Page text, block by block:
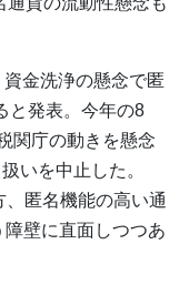
金洗浄の懸念で匿
と発表。今年の8
関庁の動きを懸念
いを中止した。
匿名機能の高い通
壁に直面しつつあ